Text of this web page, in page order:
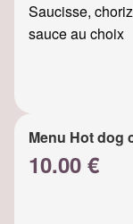
Saucisse,
sauce au choix
Menu Hot dog
10.00 €